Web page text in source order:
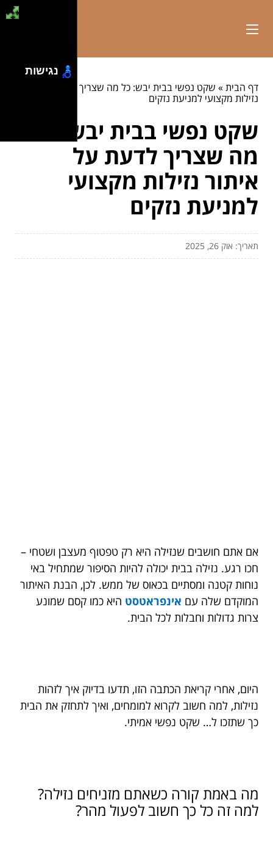
דף הבית» שקט נפשי בבית יבש: כל מה שצריך לדעת על איתור
נזילות מקצועי למניעת נזקים
שקט נפשי בבית יבש: כל
מה שצריך לדעת על
איתור נזילות מקצועי
למניעת נזקים
תאריך: אוק 26, 2025
אם אתם חושבים שנזילה היא רק טפטוף מעצבן ושטחי –
חכו רגע. נזילה בבית יכולה להיות הסיפור שמתחיל באי
נוחות קטנה ומסתיים בכאוס של ממש. לכן, הבנת האיתור
המוקדם שלה עם אינפראטסט היא כמו קסם שמונע
צרות גדולות וחבלות לכל הבית.
היום, אחרי קריאת הכתבה הזו, תדעו בדיוק איך לזהות
נזילות, למה חשוב לקרוא למומחים, ואיך לתחזק את הבית
כך שתזכו ל… שקט נפשי אמיתי.
מה באמת קורה כשאתם מזניחים נזילה?
למה זה כל כך חשוב לפעול מהר?
נגישות